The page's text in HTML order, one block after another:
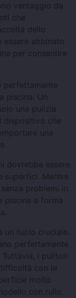
vantaggio da
che
dello
abbinato
per consentire
perfettamente
piscina. Un
una pulizia
dispositivo che
una
dovrebbe essere
superfici. Mentre
problemi in
piscine a forma
un ruolo cruciale.
perfettamente
i pulitori
con le
molto
con rullo